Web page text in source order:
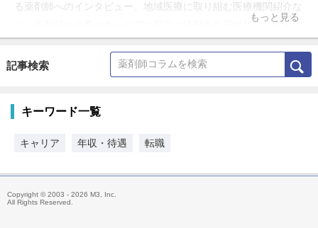
る薬剤師へのインタビュー、地域医療に取り組む医療機関紹介な
ど、薬剤師の仕事やキャリアに役立つ情報をお届けしています。
もっと見る
記事検索
キーワード一覧
キャリア 年収・待遇 転職
Copyright © 2003 - 2026 M3, Inc.
All Rights Reserved.